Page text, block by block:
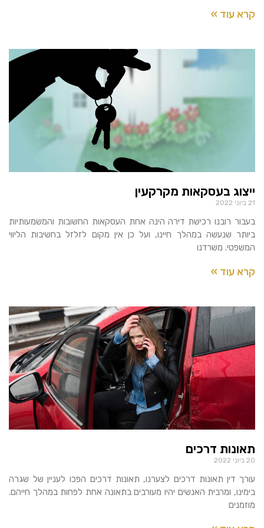
קרא עוד »
ייצוג בעסקאות מקרקעין
21 ביוני 2022
בעבור רובנו רכישת דירה הינה אחת העסקאות החשובות והמשמעותיות
ביותר שנעשה במהלך חיינו, ועל כן אין מקום לזלזל בחשיבות הליווי
המשפטי. משרדנו
קרא עוד »
תאונות דרכים
20 ביוני 2022
עורך דין תאונות דרכים לצערנו, תאונות דרכים הפכו לעניין של שגרה
בימינו, ומרבית האנשים יהיו מעורבים בתאונה אחת לפחות במהלך חייהם.
מוזמנים